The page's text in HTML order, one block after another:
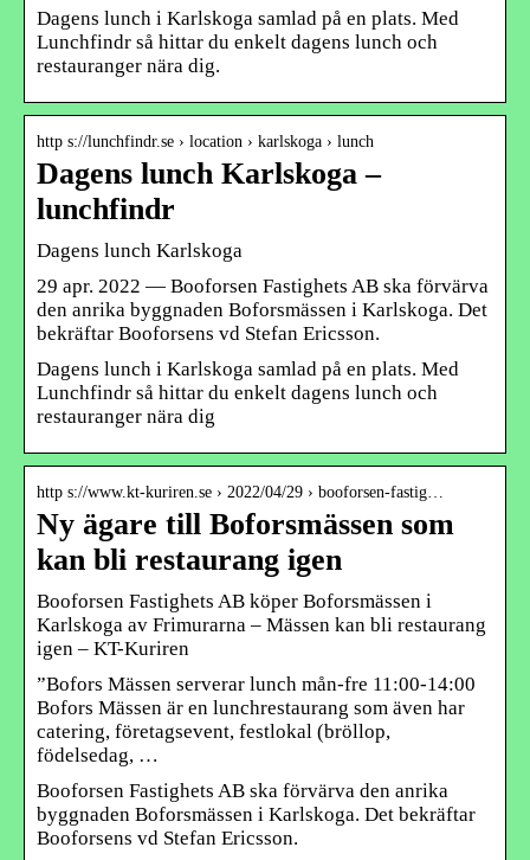
Dagens lunch i Karlskoga samlad på en plats. Med
Lunchfindr så hittar du enkelt dagens lunch och
restauranger nära dig.
http s://lunchfindr.se › location › karlskoga › lunch
Dagens lunch Karlskoga –
lunchfindr
Dagens lunch Karlskoga
29 apr. 2022 — Booforsen Fastighets AB ska förvärva
den anrika byggnaden Boforsmässen i Karlskoga. Det
bekräftar Booforsens vd Stefan Ericsson.
Dagens lunch i Karlskoga samlad på en plats. Med
Lunchfindr så hittar du enkelt dagens lunch och
restauranger nära dig
http s://www.kt-kuriren.se › 2022/04/29 › booforsen-fastig…
Ny ägare till Boforsmässen som
kan bli restaurang igen
Booforsen Fastighets AB köper Boforsmässen i
Karlskoga av Frimurarna – Mässen kan bli restaurang
igen – KT-Kuriren
”Bofors Mässen serverar lunch mån-fre 11:00-14:00
Bofors Mässen är en lunchrestaurang som även har
catering, företagsevent, festlokal (bröllop,
födelsedag, …
Booforsen Fastighets AB ska förvärva den anrika
byggnaden Boforsmässen i Karlskoga. Det bekräftar
Booforsens vd Stefan Ericsson.